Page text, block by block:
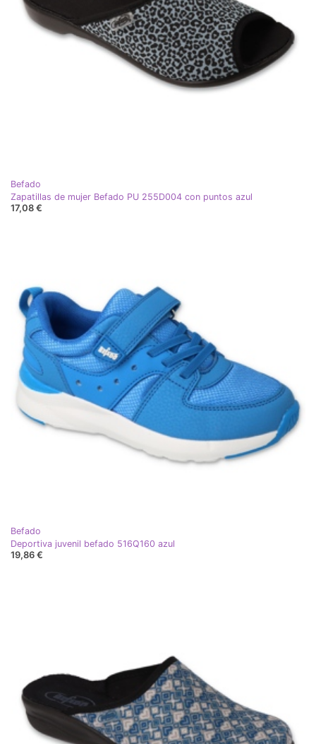
Befado
Zapatillas de mujer Befado PU 255D004 con puntos azul
17,08 €
Befado
Deportiva juvenil befado 516Q160 azul
19,86 €